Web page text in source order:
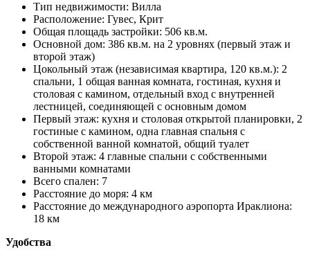
Тип недвижимости: Вилла
Расположение: Гувес, Крит
Общая площадь застройки: 506 кв.м.
Основной дом: 386 кв.м. на 2 уровнях (первый этаж и
второй этаж)
Цокольный этаж (независимая квартира, 120 кв.м.): 2
спальни, 1 общая ванная комната, гостиная, кухня и
столовая с камином, отдельный вход с внутренней
лестницей, соединяющей с основным домом
Первый этаж: кухня и столовая открытой планировки, 2
гостиные с камином, одна главная спальня с
собственной ванной комнатой, общий туалет
Второй этаж: 4 главные спальни с собственными
ванными комнатами
Всего спален: 7
Расстояние до моря: 4 км
Расстояние до международного аэропорта Ираклиона:
18 км
Удобства